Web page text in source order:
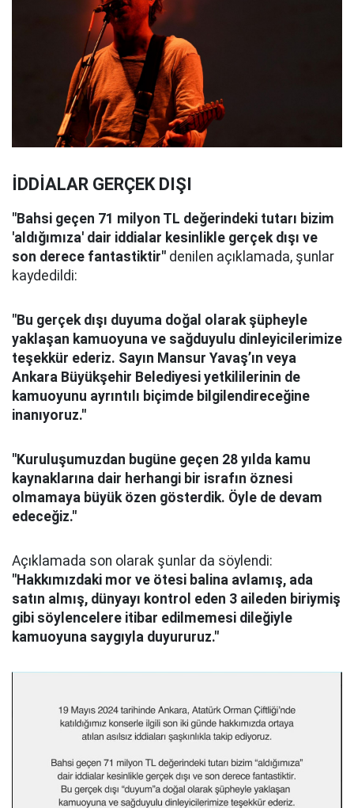
İDDİALAR GERÇEK DIŞI
"Bahsi geçen 71 milyon TL değerindeki tutarı bizim
'aldığımıza' dair iddialar kesinlikle gerçek dışı ve
son derece fantastiktir" denilen açıklamada, şunlar
kaydedildi:
"Bu gerçek dışı duyuma doğal olarak şüpheyle
yaklaşan kamuoyuna ve sağduyulu dinleyicilerimize
teşekkür ederiz. Sayın Mansur Yavaş’ın veya
Ankara Büyükşehir Belediyesi yetkililerinin de
kamuoyunu ayrıntılı biçimde bilgilendireceğine
inanıyoruz.''
''Kuruluşumuzdan bugüne geçen 28 yılda kamu
kaynaklarına dair herhangi bir israfın öznesi
olmamaya büyük özen gösterdik. Öyle de devam
edeceğiz."
Açıklamada son olarak şunlar da söylendi:
"Hakkımızdaki mor ve ötesi balina avlamış, ada
satın almış, dünyayı kontrol eden 3 aileden biriymiş
gibi söylencelere itibar edilmemesi dileğiyle
kamuoyuna saygıyla duyururuz."